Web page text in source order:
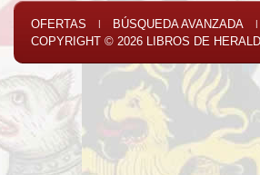
OFERTAS | BÚSQUEDA AVANZADA |
COPYRIGHT © 2026
LIBROS DE